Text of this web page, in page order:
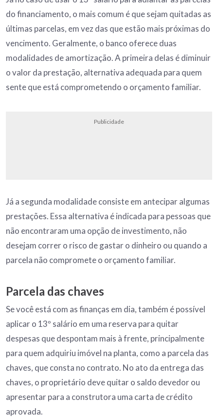
do financiamento, o mais comum é que sejam quitadas as
últimas parcelas, em vez das que estão mais próximas do
vencimento. Geralmente, o banco oferece duas
modalidades de amortização. A primeira delas é diminuir
o valor da prestação, alternativa adequada para quem
sente que está comprometendo o orçamento familiar.
Publicidade
Já a segunda modalidade consiste em antecipar algumas
prestações. Essa alternativa é indicada para pessoas que
não encontraram uma opção de investimento, não
desejam correr o risco de gastar o dinheiro ou quando a
parcela não compromete o orçamento familiar.
Parcela das chaves
Se você está com as finanças em dia, também é possível
aplicar o 13º salário em uma reserva para quitar
despesas que despontam mais à frente, principalmente
para quem adquiriu imóvel na planta, como a parcela das
chaves, que consta no contrato. No ato da entrega das
chaves, o proprietário deve quitar o saldo devedor ou
apresentar para a construtora uma carta de crédito
aprovada.